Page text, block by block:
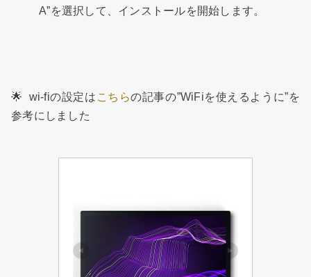
A”を選択して、インストールを開始します。
🌟 wi-fiの設定は こちらの記事の”WiFiを使えるように”を
参考にしました